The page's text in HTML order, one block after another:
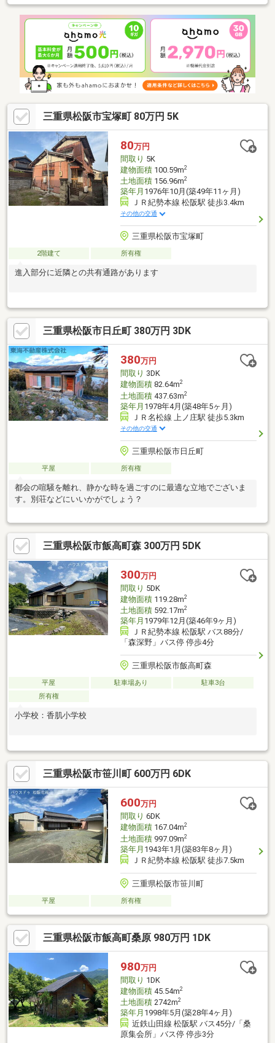
三重県松阪市宝塚町 80万円 5K
80万円
間取り 5K
建物面積100.59m2
土地面積156.96m2
築年月 1976年10月(築49年11ヶ月)
ＪＲ紀勢本線 松阪駅 徒歩3.4km
その他の交通
三重県松阪市宝塚町
2階建て 所有権
進入部分に近隣との共有通路があります
三重県松阪市日丘町 380万円 3DK
380万円
間取り 3DK
建物面積82.64m2
土地面積437.63m2
築年月 1978年4月(築48年5ヶ月)
ＪＲ名松線 上ノ庄駅 徒歩5.3km
その他の交通
三重県松阪市日丘町
平屋 所有権
都会の喧騒を離れ、静かな時を過ごすのに最適な立地でございま
す。別荘などにいいかがでしょう？
三重県松阪市飯高町森 300万円 5DK
300万円
間取り 5DK
建物面積119.28m2
土地面積592.17m2
築年月 1979年12月(築46年9ヶ月)
ＪＲ紀勢本線 松阪駅 バス88分/
「森深野」バス停 停歩4分
三重県松阪市飯高町森
平屋 駐車場あり
駐車3台
所有権
小学校：香肌小学校
三重県松阪市笹川町 600万円 6DK
600万円
間取り 6DK
建物面積167.04m2
土地面積997.09m2
築年月 1943年1月(築83年8ヶ月)
ＪＲ紀勢本線 松阪駅 徒歩7.5km
三重県松阪市笹川町
平屋 所有権
三重県松阪市飯高町桑原 980万円 1DK
980万円
間取り 1DK
建物面積45.54m2
土地面積2742m2
築年月 1998年5月(築28年4ヶ月)
近鉄山田線 松阪駅 バス45分/「桑
原集会所」バス停 停歩3分